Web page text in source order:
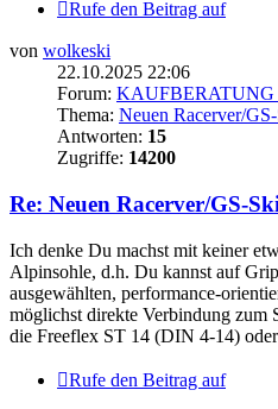
Rufe den Beitrag auf
von wolkeski
22.10.2025 22:06
Forum: KAUFBERATUNG
Thema: Neuen Racerver/
Antworten: 15
Zugriffe: 14200
Re: Neuen Racerver/GS-
Ich denke Du machst mit keiner
Alpinsohle, d.h. Du kannst auf
ausgewählten, performance-
möglichst direkte Verbindung zum
die Freeflex ST 14 (DIN 4-14)
Rufe den Beitrag auf